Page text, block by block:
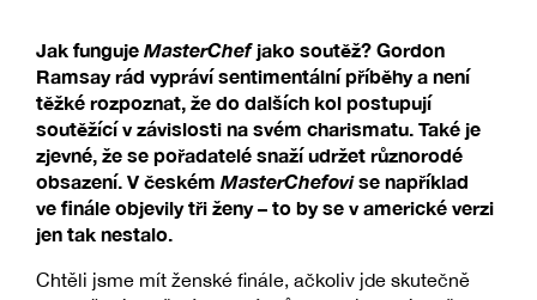
Jak funguje MasterChefjako soutěž? Gordon
Ramsay rád vypráví sentimentální příběhy a není
těžké rozpoznat, že do dalších kol postupují
soutěžící v závislosti na svém charismatu. Také je
zjevné, že se pořadatelé snaží udržet různorodé
obsazení. V českém MasterChefovise například
ve finále objevily tři ženy – to by se v americké verzi
jen tak nestalo.
Chtěli jsme mít ženské finále, ačkoliv jde skutečně